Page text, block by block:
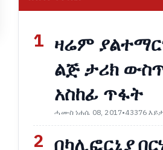
1 ዛሬም
ልጅ ታሪክ
አስከፊ ጥፋት
ሓሙስ ነሐሴ 08, 2017•43376
2